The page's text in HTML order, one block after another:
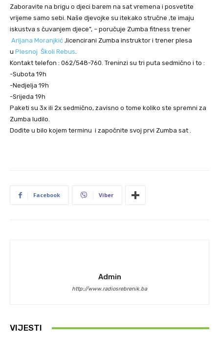
Zaboravite na brigu o djeci barem na sat vremena i posvetite
vrijeme samo sebi. Naše djevojke su itekako stručne ,te imaju
iskustva s čuvanjem djece”, – poručuje Zumba fitness trener
Arijana Moranjkić ,licencirani Zumba instruktor i trener plesa
u Plesnoj Školi Rebus.
Kontakt telefon : 062/548-760. Treninzi su tri puta sedmično i to :
-Subota 19h
-Nedjelja 19h
-Srijeda 19h
Paketi su 3x ili 2x sedmično, zavisno o tome koliko ste spremni za
Zumba ludilo.
Dođite u bilo kojem terminu i započnite svoj prvi Zumba sat .
Facebook Viber
Admin
http://www.radiosrebrenik.ba
VIJESTI